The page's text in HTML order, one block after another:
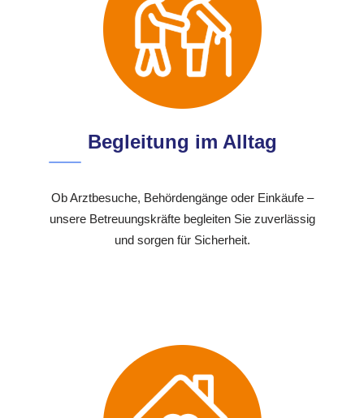
Begleitung im Alltag
Ob Arztbesuche, Behördengänge oder Einkäufe –
unsere Betreuungskräfte begleiten Sie zuverlässig
und sorgen für Sicherheit.